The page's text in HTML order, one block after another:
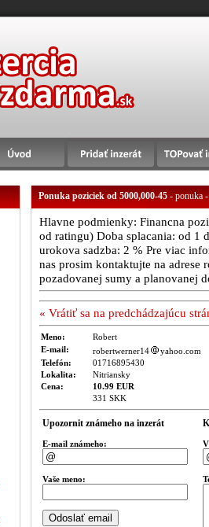
Ponuka poziciek od 5000,000-45- ponuka
Hlavne podmienky: Financna
od ratingu) Doba splacania: od 1
urokova sadzba: 2 % Pre viac
nas prosim kontaktujte na adrese
pozadovanej sumy a planovanej
« Vrátiť sa na predchádzajúcu
Meno:
Robert
E-mail:
robertwerner14
yahoo.com
Telefón:
01716895430
Lokalita:
Nitriansky
Cena:
10.99 EUR
331 SKK
Upozornit známeho na inzerát
E-mail známeho:
Vaše meno: